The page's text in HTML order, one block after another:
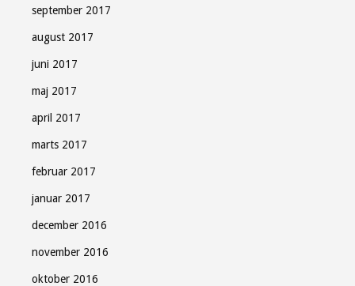
september 2017
august 2017
juni 2017
maj 2017
april 2017
marts 2017
februar 2017
januar 2017
december 2016
november 2016
oktober 2016